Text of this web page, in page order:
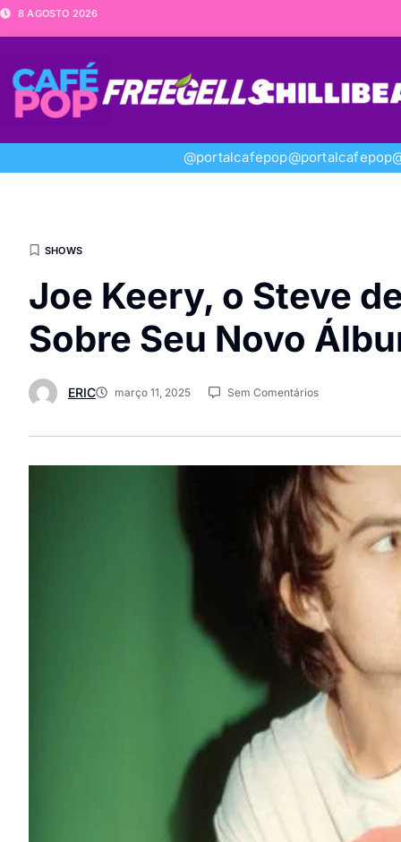
8 AGOSTO 2026
@portalcafepop@portalcafepop
SHOWS
Joe Keery, o Steve
Sobre Seu Novo
ERIC março 11, 2025 Sem Comentários